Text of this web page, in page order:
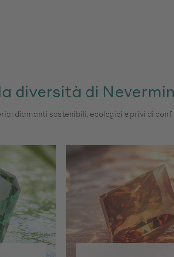
diversità di
diamanti sostenibili, ecologici e privi di